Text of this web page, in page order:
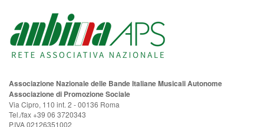
Associazione Nazionale delle Bande Italiane Musicali Autonome
Associazione di Promozione Sociale
Via Cipro, 110 int. 2 - 00136 Roma
Tel./fax +39 06 3720343
P.IVA 02126351002